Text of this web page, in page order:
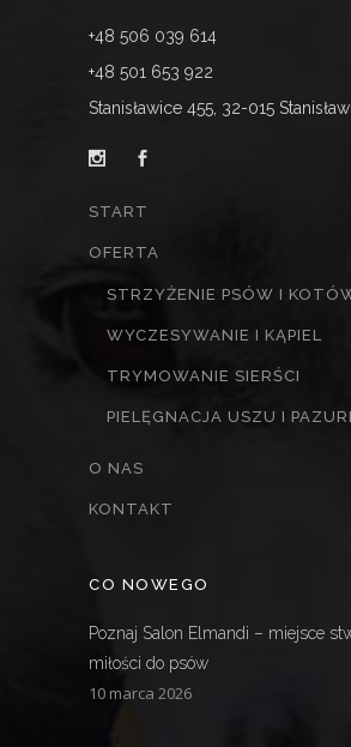
+48 506 039 614
+48 501 653 922
Stanisławice 455, 32-015
START
OFERTA
STRZYŻENIE PSÓW I
WYCZESYWANIE I KĄPIEL
TRYMOWANIE SIERŚCI
PIELĘGNACJA USZU I
O NAS
KONTAKT
CO NOWEGO
Poznaj Salon Elmandi – miejsce
miłości do psów
10 marca 2026